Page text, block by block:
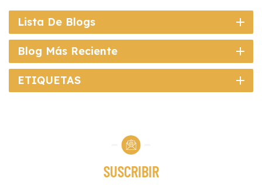
Lista De Blogs
Blog Más Reciente
ETIQUETAS
SUSCRIBIR